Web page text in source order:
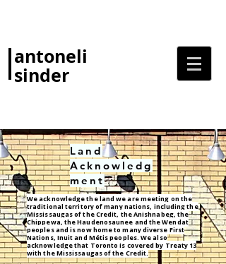
antoneli
sinder
Land
Acknowledg
ment
We acknowledge the land we are meeting on the
traditional territory of many nations, including the
Mississaugas of the Credit, the Anishnabeg, the
Chippewa, the Haudenosaunee and the Wendat
peoples and is now home to many diverse First
Nations, Inuit and Métis peoples. We also
acknowledge that Toronto is covered by Treaty 13
with the Mississaugas of the Credit.